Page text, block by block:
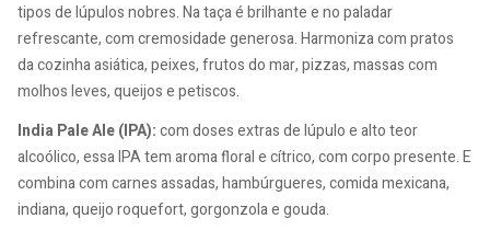
tipos de lúpulos nobres. Na taça é brilhante e no paladar
refrescante, com cremosidade generosa. Harmoniza com pratos
da cozinha asiática, peixes, frutos do mar, pizzas, massas com
molhos leves, queijos e petiscos.
India Pale Ale (IPA):com doses extras de lúpulo e alto teor
alcoólico, essa IPA tem aroma floral e cítrico, com corpo presente. E
combina com carnes assadas, hambúrgueres, comida mexicana,
indiana, queijo roquefort, gorgonzola e gouda.